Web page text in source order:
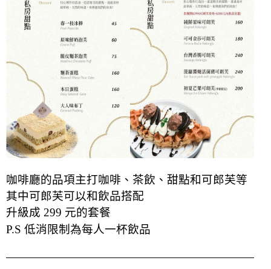
咖啡廳的品項主打咖啡、茶飲、甜點和可郎芙等
其中可郎芙可以和飲品搭配
升級成 299 元的套餐
P.S 低消限制為每人一杯飲品